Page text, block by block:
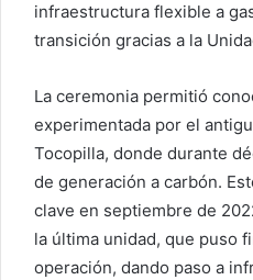
infraestructura flexible a
transición gracias a la
La ceremonia permitió
experimentada por el
Tocopilla, donde durante
de generación a carbón.
clave en septiembre de
la última unidad, que puso
operación, dando paso a